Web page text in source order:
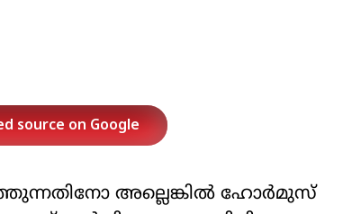
source on Google
അല്ലെങ്കില്‍ ഹോര്‍മുസ്